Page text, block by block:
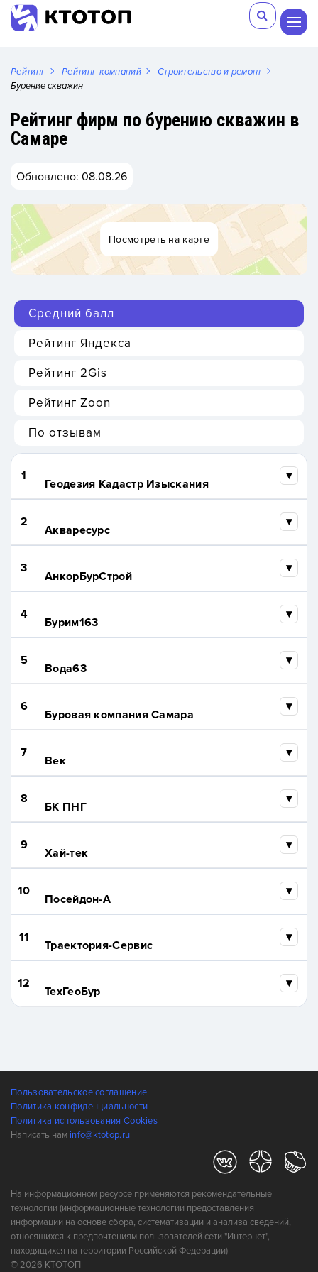
Рейтинг Рейтинг компаний
Строительство и ремонт
Бурение скважин
Рейтинг фирм по бурению скважин в
Самаре
Обновлено: 08.08.26
Посмотреть на карте
Средний балл
Рейтинг Яндекса
Рейтинг 2Gis
Рейтинг Zoon
По отзывам
1
Геодезия Кадастр Изыскания
2
Акваресурс
3
АнкорБурСтрой
4
Бурим163
5
Вода63
6
Буровая компания Самара
7
Век
8
БК ПНГ
9
Хай-тек
10
Посейдон-А
11
Траектория-Сервис
12
ТехГеоБур
Пользовательское соглашение
Политика конфиденциальности
Политика использования Cookies
Написать нам info@ktotop.ru
На информационном ресурсе применяются рекомендательные
технологии (информационные технологии предоставления
информации на основе сбора, систематизации и анализа сведений,
относящихся к предпочтениям пользователей сети "Интернет",
находящихся на территории Российской Федерации)
© 2026 КТОТОП